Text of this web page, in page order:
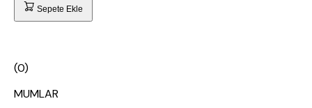
Sepete Ekle
(0)
MUMLAR